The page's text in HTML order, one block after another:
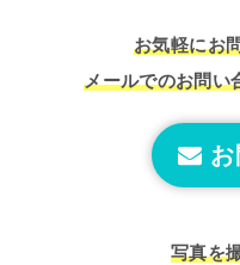
お気軽にお
メールでのお問い
写真を